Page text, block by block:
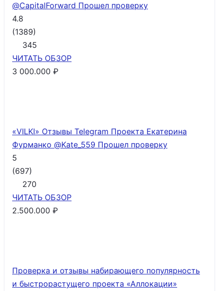
@CapitalForward Прошел проверку
4.8
(1389)
345
ЧИТАТЬ ОБЗОР
3 000.000 ₽
«VILKI» Отзывы Telegram Проекта Екатерина
Фурманко @Kate_559 Прошел проверку
5
(697)
270
ЧИТАТЬ ОБЗОР
2.500.000 ₽
Проверка и отзывы набирающего популярность
и быстрорастущего проекта «Аллокации»